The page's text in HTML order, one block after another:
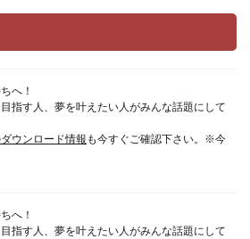
へ！
指す人、夢を叶えたい人がみんな話題にして
ウンロード情報 も今すぐご確認下さい。※今
へ！
指す人、夢を叶えたい人がみんな話題にして